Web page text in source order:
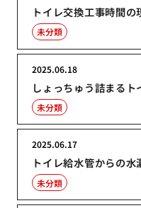
トイレ交換工事時間の
未分類
しょっちゅう詰まるト
2025.06.18
未分類
トイレ給水管からの水
2025.06.17
未分類